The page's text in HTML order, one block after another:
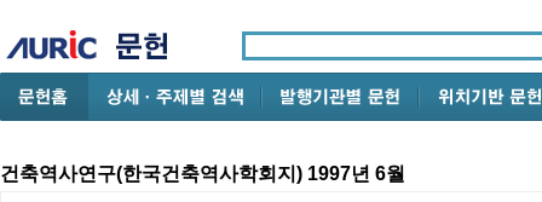
건축역사연구(한국건축역사학회지) 1997년 6월